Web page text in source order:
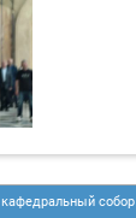
собор